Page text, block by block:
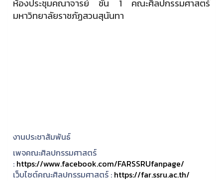
ห้องประชุมคณาจารย์ ชั้น 1 คณะศิลปกรรมศาสตร์
มหาวิทยาลัยราชภัฏสวนสุนันทา
งานประชาสัมพันธ์
เพจคณะศิลปกรรมศาสตร์
: https://www.facebook.com/FARSSRUfanpage/
เว็บไซต์คณะศิลปกรรมศาสตร์ : https://far.ssru.ac.th/